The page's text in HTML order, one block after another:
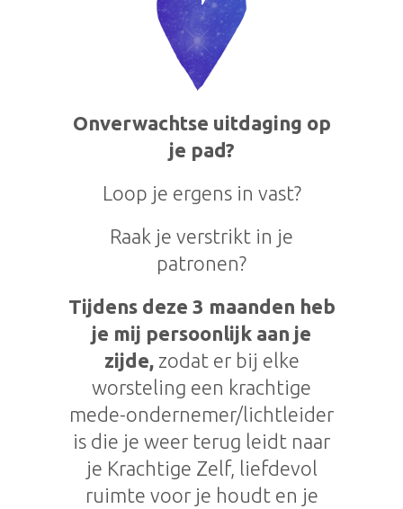
Onverwachtse uitdaging op
je pad?
Loop je ergens in vast?
Raak je verstrikt in je
patronen?
Tijdens deze 3 maanden heb
je mij persoonlijk aan je
zijde,zodat er bij elke
worsteling een krachtige
mede-ondernemer/lichtleider
is die je weer terug leidt naar
je Krachtige Zelf, liefdevol
ruimte voor je houdt en je